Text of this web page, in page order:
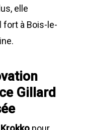
elle
fort à Bois-le-
Gillard